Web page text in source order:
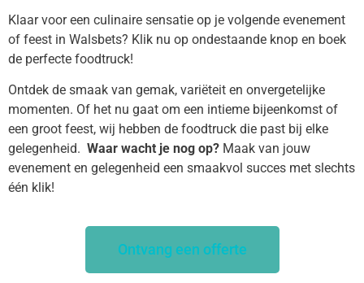
Klaar voor een culinaire sensatie op je volgende evenement
of feest in Walsbets? Klik nu op ondestaande knop en boek
de perfecte foodtruck!
Ontdek de smaak van gemak, variëteit en onvergetelijke
momenten. Of het nu gaat om een intieme bijeenkomst of
een groot feest, wij hebben de foodtruck die past bij elke
gelegenheid. Waar wacht je nog op? Maak van jouw
evenement en gelegenheid een smaakvol succes met slechts
één klik!
Ontvang een offerte